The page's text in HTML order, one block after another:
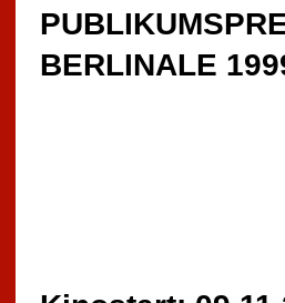
BERLINALE